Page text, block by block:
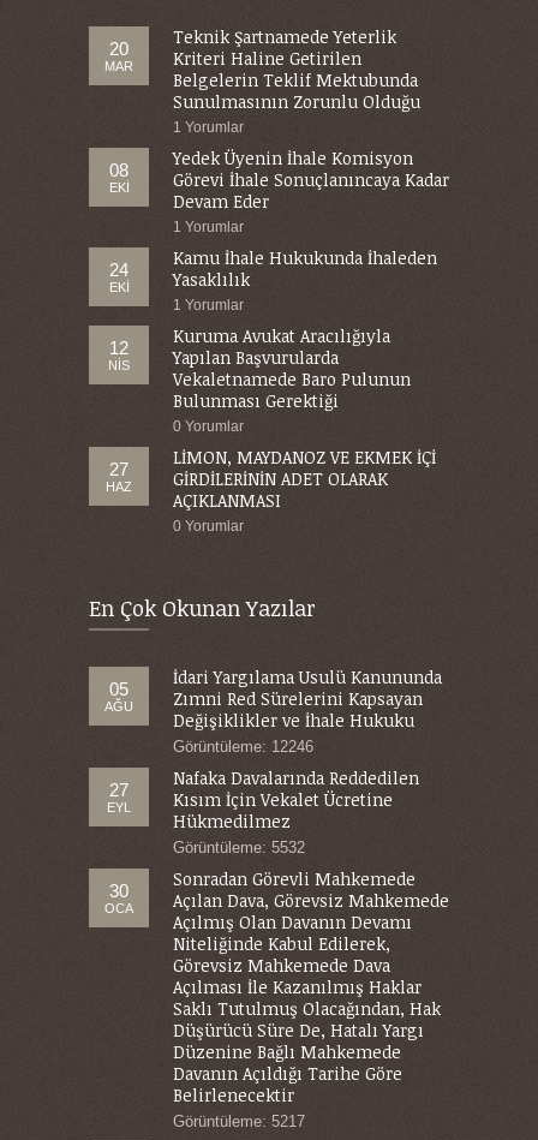
20
MAR
Teknik Şartnamede Yeterlik
Kriteri Haline Getirilen
Belgelerin Teklif Mektubunda
Sunulmasının Zorunlu Olduğu
1 Yorumlar
08
EKI
Yedek Üyenin İhale Komisyon
Görevi İhale Sonuçlanıncaya Kadar
Devam Eder
1 Yorumlar
24
EKI
Kamu İhale Hukukunda İhaleden
Yasaklılık
1 Yorumlar
12
NIS
Kuruma Avukat Aracılığıyla
Yapılan Başvurularda
Vekaletnamede Baro Pulunun
Bulunması Gerektiği
0 Yorumlar
27
HAZ
LİMON, MAYDANOZ VE EKMEK İÇİ
GİRDİLERİNİN ADET OLARAK
AÇIKLANMASI
0 Yorumlar
En Çok Okunan Yazılar
05
AĞU
İdari Yargılama Usulü Kanununda
Zımni Red Sürelerini Kapsayan
Değişiklikler ve İhale Hukuku
Görüntüleme: 12246
27
EYL
Nafaka Davalarında Reddedilen
Kısım İçin Vekalet Ücretine
Hükmedilmez
Görüntüleme: 5532
30
OCA
Sonradan Görevli Mahkemede
Açılan Dava, Görevsiz Mahkemede
Açılmış Olan Davanın Devamı
Niteliğinde Kabul Edilerek,
Görevsiz Mahkemede Dava
Açılması İle Kazanılmış Haklar
Saklı Tutulmuş Olacağından, Hak
Düşürücü Süre De, Hatalı Yargı
Düzenine Bağlı Mahkemede
Davanın Açıldığı Tarihe Göre
Belirlenecektir
Görüntüleme: 5217